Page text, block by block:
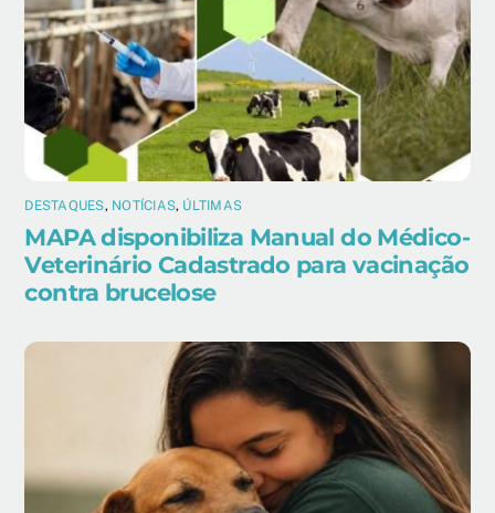
DESTAQUES, NOTÍCIAS, ÚLTIMAS
MAPA disponibiliza Manual do Médico-
Veterinário Cadastrado para vacinação
contra brucelose